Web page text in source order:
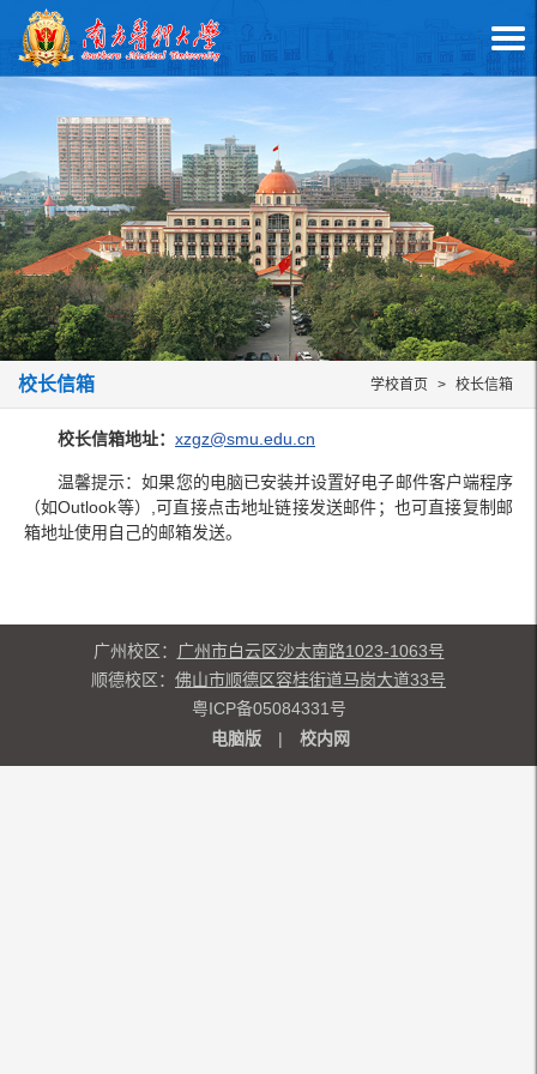
校长信箱 学校首页 > 校长信箱
校长信箱地址： xzgz@smu.edu.cn
温馨提示：如果您的电脑已安装并设置好电子邮件客户端程序
（如Outlook等）,可直接点击地址链接发送邮件；也可直接复制邮
箱地址使用自己的邮箱发送。
广州校区： 广州市白云区沙太南路1023-1063号
顺德校区： 佛山市顺德区容桂街道马岗大道33号
粤ICP备05084331号
电脑版
| 校内网